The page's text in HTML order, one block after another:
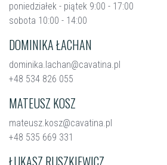
poniedziałek - piątek 9:00 - 17:00
sobota 10:00 - 14:00
DOMINIKA ŁACHAN
dominika.lachan@cavatina.pl
+48 534 826 055
MATEUSZ KOSZ
mateusz.kosz@cavatina.pl
+48 535 669 331